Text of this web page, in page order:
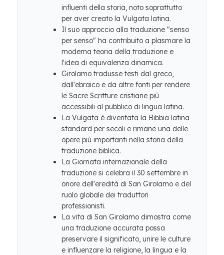
influenti della storia, noto soprattutto
per aver creato la Vulgata latina.
Il suo approccio alla traduzione "senso
per senso" ha contribuito a plasmare la
moderna teoria della traduzione e
l'idea di equivalenza dinamica.
Girolamo tradusse testi dal greco,
dall'ebraico e da altre fonti per rendere
le Sacre Scritture cristiane più
accessibili al pubblico di lingua latina.
La Vulgata è diventata la Bibbia latina
standard per secoli e rimane una delle
opere più importanti nella storia della
traduzione biblica.
La Giornata internazionale della
traduzione si celebra il 30 settembre in
onore dell'eredità di San Girolamo e del
ruolo globale dei traduttori
professionisti.
La vita di San Girolamo dimostra come
una traduzione accurata possa
preservare il significato, unire le culture
e influenzare la religione, la lingua e la